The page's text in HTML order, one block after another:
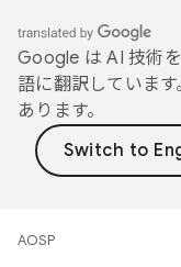
Google は AI 技術
語に翻訳していま
あります。
AOSP